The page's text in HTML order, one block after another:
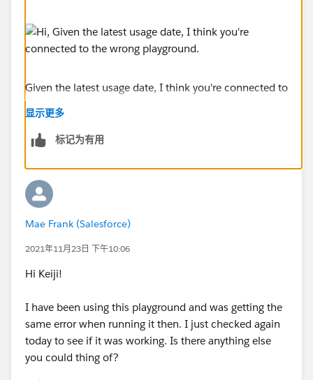
Given the latest usage date, I think you're connected to
the wrong playground.
显示更多
标记为有用
Mae Frank (Salesforce)
2021年11月23日 下午10:06
Hi Keiji!
I have been using this playground and was getting the
same error when running it then. I just checked again
today to see if it was working. Is there anything else
you could thing of?